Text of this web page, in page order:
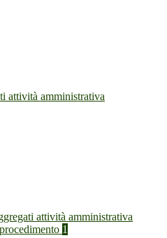
attività amministrativa
attività amministrativa
1